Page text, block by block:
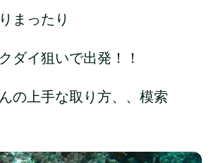
まったり
ダイ狙いで出発！！
の上手な取り方、、模索